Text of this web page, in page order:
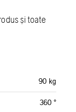
și toate
90 kg
360 °